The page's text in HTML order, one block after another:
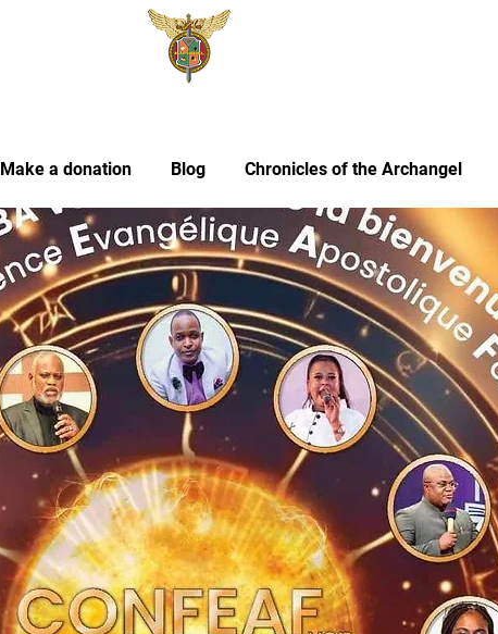
Make a donation Blog Chronicles of the Archangel